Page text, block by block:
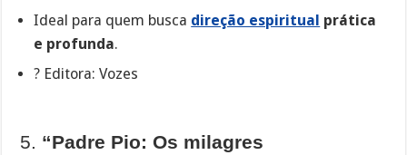
Ideal para quem busca direção espiritual prática
e profunda.
? Editora: Vozes
5. “Padre Pio: Os milagres